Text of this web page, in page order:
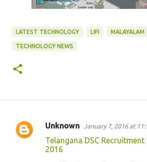
LATEST TECHNOLOGY LIFI MALAYALAM
TECHNOLOGY NEWS
C
Unknown January 7, 2016 at
Telangana DSC
2016